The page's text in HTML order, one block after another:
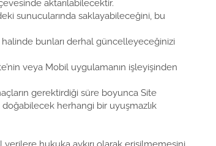
aktarılabilecektir.
sunucularında saklayabileceğini, bu
bunları derhal güncelleyeceğinizi
veya Mobil uygulamanın işleyişinden
gerektirdiği süre boyunca Site
doğabilecek herhangi bir uyuşmazlık